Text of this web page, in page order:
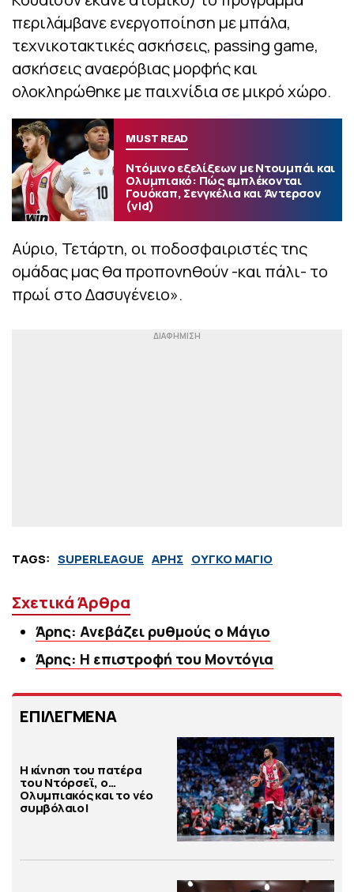
περιλάμβανε ενεργοποίηση με μπάλα,
τεχνικοτακτικές ασκήσεις, passing game,
ασκήσεις αναερόβιας μορφής και
ολοκληρώθηκε με παιχνίδια σε μικρό χώρο.
MUST READ
Ντόμινο εξελίξεων με Ντουμπάι και
Ολυμπιακό: Πώς εμπλέκονται
Γουόκαπ, Σενγκέλια και Άντερσον
(vid)
Αύριο, Τετάρτη, οι ποδοσφαιριστές της
ομάδας μας θα προπονηθούν -και πάλι- το
πρωί στο Δασυγένειο».
TAGS: SUPERLEAGUE ΑΡΗΣ ΟΥΓΚΟ ΜΑΓΙΟ
Σχετικά Άρθρα
Άρης: Ανεβάζει ρυθμούς ο Μάγιο
Άρης: Η επιστροφή του Μοντόγια
ΕΠΙΛΕΓΜΕΝΑ
Η κίνηση του πατέρα
του Ντόρσεϊ, ο…
Ολυμπιακός και το νέο
συμβόλαιο!